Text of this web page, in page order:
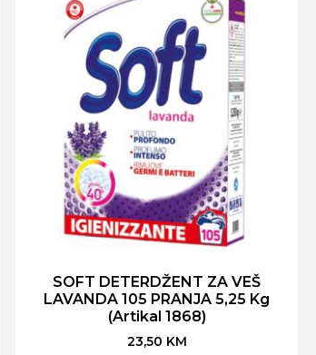
SOFT DETERDŽENT ZA VEŠ
LAVANDA 105 PRANJA 5,25 Kg
(Artikal 1868)
23,50 KM